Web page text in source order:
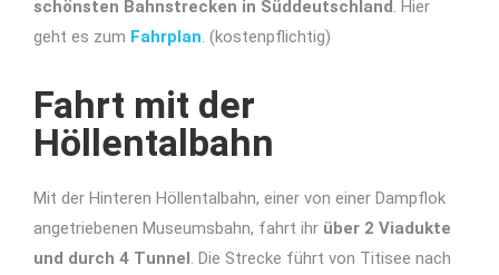
schönsten Bahnstrecken in Süddeutschland. Hier
geht es zum Fahrplan. (kostenpflichtig)
Fahrt mit der
Höllentalbahn
Mit der Hinteren Höllentalbahn, einer von einer Dampflok
angetriebenen Museumsbahn, fahrt ihr über 2 Viadukte
und durch 4 Tunnel. Die Strecke führt von Titisee nach